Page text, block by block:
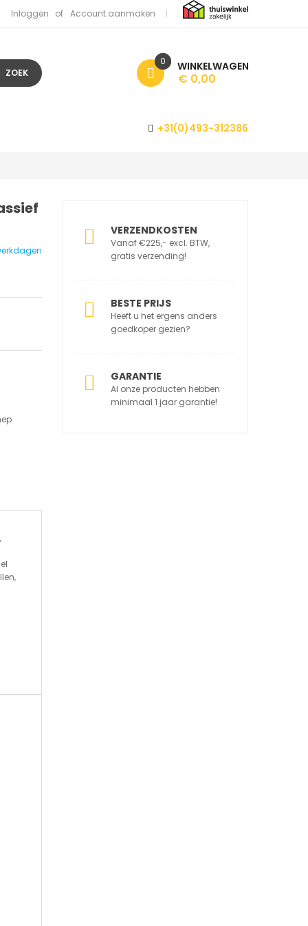
Inloggen Account aanmaken
ZOEK WINKELWAGEN
0
€ 0,00
+31(0)493-312386
VERZENDKOSTEN
Vanaf €225,- excl. BTW,
gratis verzending!
BESTE PRIJS
Heeft u het ergens anders
goedkoper gezien?
GARANTIE
Al onze producten hebben
minimaal 1 jaar garantie!